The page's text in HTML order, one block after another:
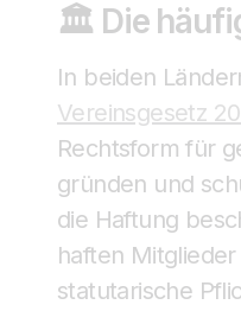
🏛️ Die
In beiden
Vereinsgesetz
Rechtsform für
gründen und
die Haftung
haften
statutarische